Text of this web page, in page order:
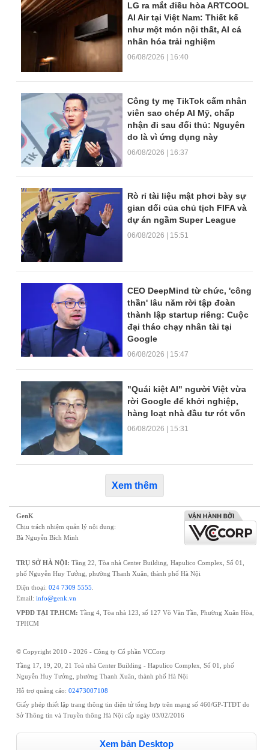
LG ra mắt điều hòa ARTCOOL
AI Air tại Việt Nam: Thiết kế
như một món nội thất, AI cá
nhân hóa trải nghiệm
06/08/2026 | 16:40
Công ty mẹ TikTok cấm nhân
viên sao chép AI Mỹ, chấp
nhận đi sau đối thủ: Nguyên
do là vì ứng dụng này
06/08/2026 | 16:37
Rò rỉ tài liệu mật phơi bày sự
gian dối của chủ tịch FIFA và
dự án ngầm Super League
06/08/2026 | 15:51
CEO DeepMind từ chức, 'công
thần' lâu năm rời tập đoàn
thành lập startup riêng: Cuộc
đại tháo chạy nhân tài tại
Google
06/08/2026 | 15:47
"Quái kiệt AI" người Việt vừa
rời Google để khởi nghiệp,
hàng loạt nhà đầu tư rót vốn
06/08/2026 | 15:31
Xem thêm
GenK
Chịu trách nhiệm quản lý nội dung:
Bà Nguyễn Bích Minh
TRỤ SỞ HÀ NỘI: Tầng 22, Tòa nhà Center Building, Hapulico Complex, Số 01,
phố Nguyễn Huy Tưởng, phường Thanh Xuân, thành phố Hà Nội
Điện thoại: 024 7309 5555
Email: info@genk.vn
VPĐD TẠI TP.HCM: Tầng 4, Tòa nhà 123, số 127 Võ Văn Tần, Phường Xuân Hòa,
TPHCM
© Copyright 2010 - 2026 - Công ty Cổ phần VCCorp
Tầng 17, 19, 20, 21 Toà nhà Center Building - Hapulico Complex, Số 01, phố
Nguyễn Huy Tưởng, phường Thanh Xuân, thành phố Hà Nội
Hỗ trợ quảng cáo: 02473007108
Giấy phép thiết lập trang thông tin điện tử tổng hợp trên mạng số 460/GP-TTĐT do
Sở Thông tin và Truyền thông Hà Nội cấp ngày 03/02/2016
Xem bản Desktop